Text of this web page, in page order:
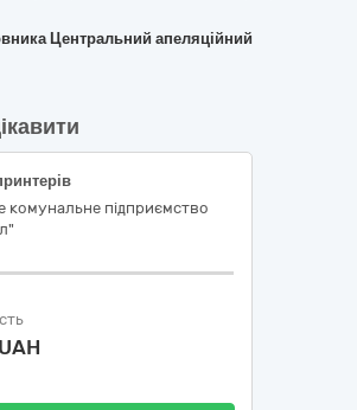
Центральний апеляційний
комунальне підприємство